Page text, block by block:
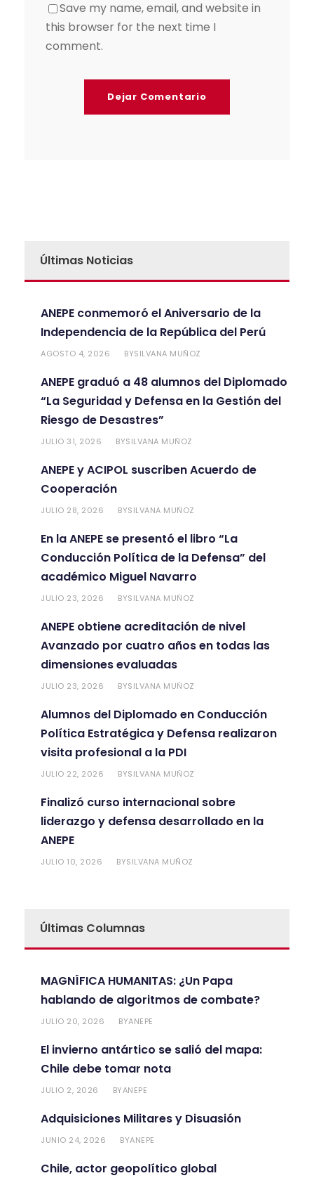
Save my name, email, and website in
this browser for the next time I
comment.
Últimas Noticias
ANEPE conmemoró el Aniversario de la
Independencia de la República del Perú
AGOSTO 4, 2026 BYSILVANA MUÑOZ
ANEPE graduó a 48 alumnos del Diplomado
“La Seguridad y Defensa en la Gestión del
Riesgo de Desastres”
JULIO 31, 2026 BYSILVANA MUÑOZ
ANEPE y ACIPOL suscriben Acuerdo de
Cooperación
JULIO 28, 2026 BYSILVANA MUÑOZ
En la ANEPE se presentó el libro “La
Conducción Política de la Defensa” del
académico Miguel Navarro
JULIO 23, 2026 BYSILVANA MUÑOZ
ANEPE obtiene acreditación de nivel
Avanzado por cuatro años en todas las
dimensiones evaluadas
JULIO 23, 2026 BYSILVANA MUÑOZ
Alumnos del Diplomado en Conducción
Política Estratégica y Defensa realizaron
visita profesional a la PDI
JULIO 22, 2026 BYSILVANA MUÑOZ
Finalizó curso internacional sobre
liderazgo y defensa desarrollado en la
ANEPE
JULIO 10, 2026 BYSILVANA MUÑOZ
Últimas Columnas
MAGNÍFICA HUMANITAS: ¿Un Papa
hablando de algoritmos de combate?
JULIO 20, 2026 BYANEPE
El invierno antártico se salió del mapa:
Chile debe tomar nota
JULIO 2, 2026 BYANEPE
Adquisiciones Militares y Disuasión
JUNIO 24, 2026 BYANEPE
Chile, actor geopolítico global